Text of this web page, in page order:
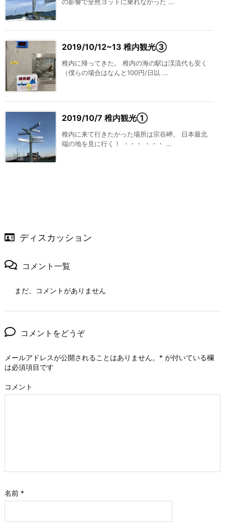
2019/10/12~13 稚内観光③
稚内に帰ってきた。 稚内の海の駅は渓流代も安く
（僕らの場合はなんと100円/日以 ...
2019/10/7 稚内観光①
稚内に来て行きたかった場所は宗谷岬。 日本最北
端の地を見に行く！ ・・・ ・・・ ...
ディスカッション
コメント一覧
まだ、コメントがありません
コメントをどうぞ
メールアドレスが公開されることはありません。 * が付いている欄
は必須項目です
コメント
名前 *